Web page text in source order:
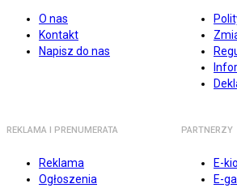
O nas
Kontakt
Napisz do nas
REKLAMA I PRENUMERATA
Reklama
Ogłoszenia
PARTNERZY
E-
E-